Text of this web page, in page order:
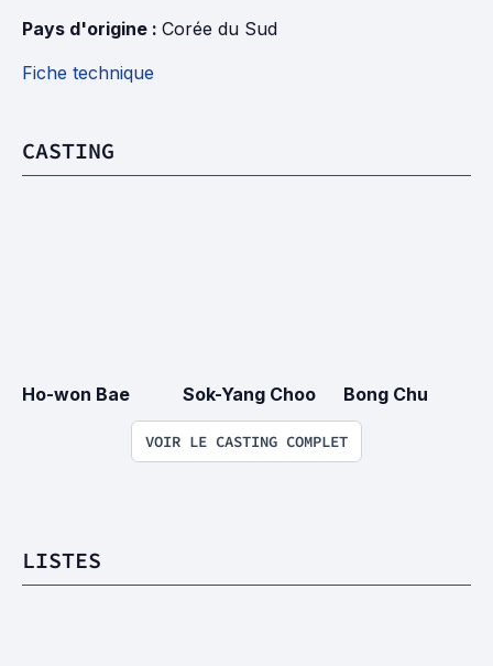
Pays d'origine : Corée du Sud
Fiche technique
CASTING
Ho-won Bae Sok-Yang Choo Bong Chu
VOIR LE CASTING COMPLET
LISTES